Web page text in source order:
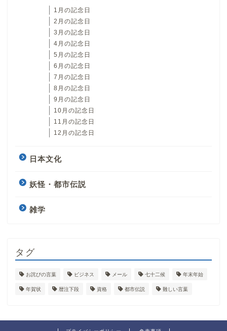
1月の記念日
2月の記念日
3月の記念日
4月の記念日
5月の記念日
6月の記念日
7月の記念日
8月の記念日
9月の記念日
10月の記念日
11月の記念日
12月の記念日
日本文化
妖怪・都市伝説
雑学
タグ
お詫びの言葉 ビジネス メール 七十二候 年末年始
年賀状 暦注下段 資格 都市伝説 難しい言葉